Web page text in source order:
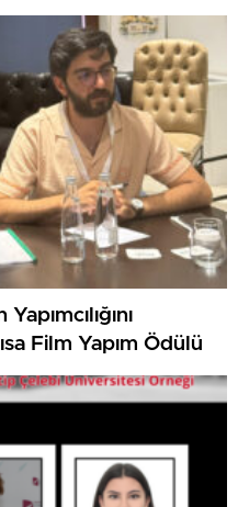
Film Yapım Ödülü